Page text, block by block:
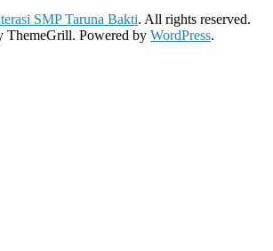
SMP Taruna Bakti. All rights reserved.
ThemeGrill. Powered by WordPress.